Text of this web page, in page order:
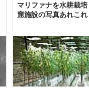
マリファナを水耕栽
窟施設の写真あれこれ